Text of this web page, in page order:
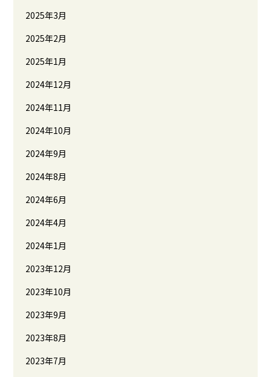
2025年3月
2025年2月
2025年1月
2024年12月
2024年11月
2024年10月
2024年9月
2024年8月
2024年6月
2024年4月
2024年1月
2023年12月
2023年10月
2023年9月
2023年8月
2023年7月